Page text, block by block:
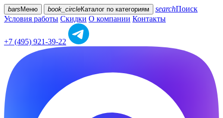
bars Меню book_circleКаталог по категориям searchПоиск
Условия работы Скидки О компании Контакты
+7 (495) 921-39-22